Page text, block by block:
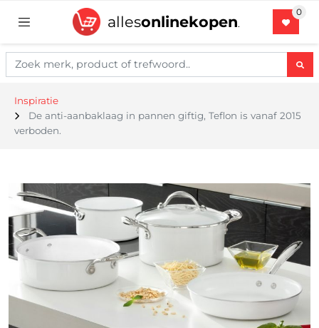
allesonlinekopen.
Inspiratie
De anti-aanbaklaag in pannen giftig, Teflon is vanaf 2015
verboden.